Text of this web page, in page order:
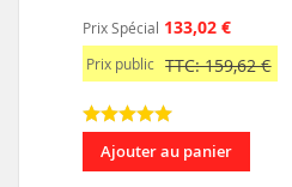
Prix Spécial 133,02 €
Prix public TTC: 159,62 €
Ajouter au panier